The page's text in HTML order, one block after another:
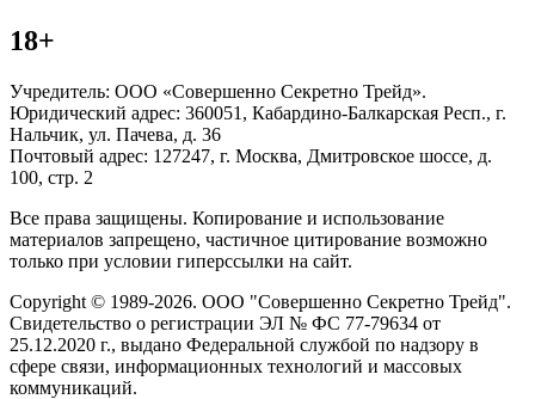
18+
Учредитель: ООО «Совершенно Секретно Трейд».
Юридический адрес: 360051, Кабардино-Балкарская Респ., г.
Нальчик, ул. Пачева, д. 36
Почтовый адрес: 127247, г. Москва, Дмитровское шоссе, д.
100, стр. 2
Все права защищены. Копирование и использование
материалов запрещено, частичное цитирование возможно
только при условии гиперссылки на сайт.
Copyright © 1989-2026. ООО "Совершенно Секретно Трейд".
Свидетельство о регистрации ЭЛ № ФС 77-79634 от
25.12.2020 г., выдано Федеральной службой по надзору в
сфере связи, информационных технологий и массовых
коммуникаций.